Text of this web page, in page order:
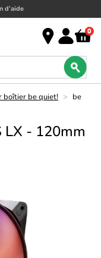
d’aide
0
boîtier be quiet! > be
LX - 120mm